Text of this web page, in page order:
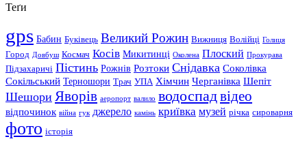
Теґи
gps Бабин Буківець Великий Рожин Вижниця Волійці Голиця
Город Довбуш Космач Косів Микитинці Околена Плоский Прокурава
Підзахаричі Пістинь Рожнів Розтоки Снідавка Соколівка
Сокільський Терношори Трач УПА Хімчин Черганівка Шепіт
Шешори Яворів аеропорт валило водоспадвідео
відпочинок війна гук джерело камінь криївка музей річка сироварня
фото історія